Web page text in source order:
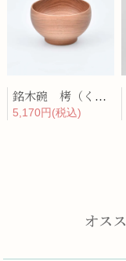
銘木碗 栲（くるみ）
5,170円(税込)